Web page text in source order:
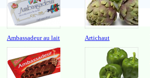
Ambassadeur au lait Artichaut